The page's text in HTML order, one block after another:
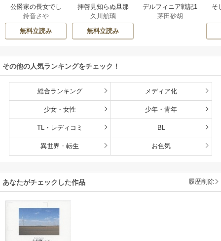
公爵家の長女でし
た
鈴音さや
無料立読み
拝啓見知らぬ旦那
様、離婚していた
だきます
久川航璃
無料立読み
デルフィニア戦記1
茅田砂胡
そ
その他の人気ランキングをチェック！
総合ランキング メディア化
少女・女性 少年・青年
TL・レディコミ BL
異世界・転生 お色気
あなたがチェックした作品 履歴削除